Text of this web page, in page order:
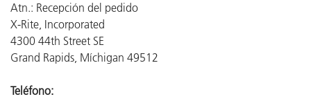
Atn.: Recepción del pedido
X-Rite, Incorporated
4300 44th Street SE
Grand Rapids, Míchigan 49512
Teléfono: